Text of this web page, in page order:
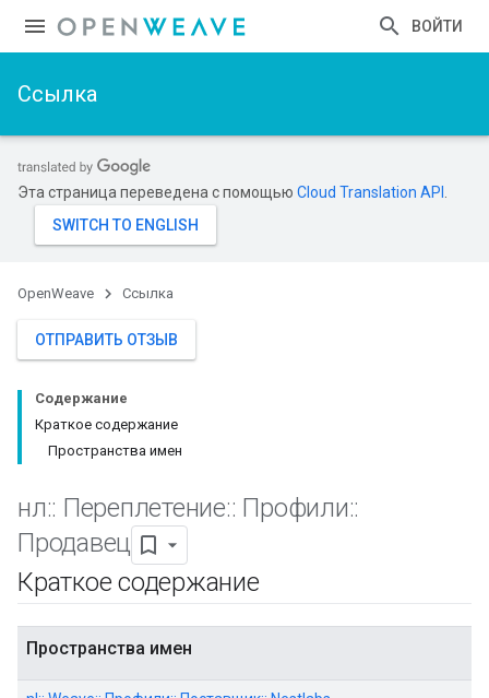
ВОЙТИ
Ссылка
Эта страница переведена с помощью Cloud Translation API
OpenWeave Ссылка
ОТПРАВИТЬ ОТЗЫВ
Содержание
Краткое содержание
Пространства имен
нл:: Переплетение:: Профили::
Продавец
Краткое содержание
Пространства имен